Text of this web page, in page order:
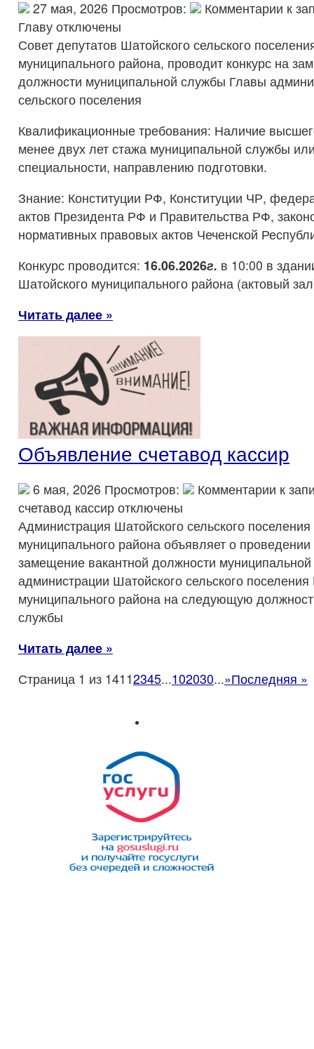
27 мая, 2026 Просмотров: Комментарии к
Главу отключены
Совет депутатов Шатойского сельского
муниципального района, проводит конкурс на
должности муниципальной службы Главы
сельского поселения
Квалификационные требования: Наличие
менее двух лет стажа муниципальной службы
специальности, направлению подготовки.
Знание: Конституции РФ, Конституции ЧР,
актов Президента РФ и Правительства РФ,
нормативных правовых актов Чеченской
Конкурс проводится: 16.06.2026г. в 10:00 в
Шатойского муниципального района (актовый
Читать далее »
Объявление счетавод кассир
6 мая, 2026 Просмотров: Комментарии к
счетавод кассир отключены
Администрация Шатойского сельского
муниципального района объявляет о проведении
замещение вакантной должности
администрации Шатойского сельского
муниципального района на следующую
службы
Читать далее »
Страница 1 из 14112345...102030...»Последняя »